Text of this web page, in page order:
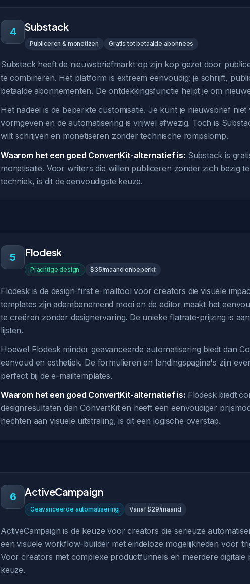
4 Substack
Publiceren & monetizen Gratis tot betaalde abonnees
Substack heeft de nieuwsbriefmarkt op zijn kop gezet door
te combineren. Het platform is extreem eenvoudig: je schrijft,
betaalde abonnementen. De ontdekkingsfunctie helpt je om
Het nadeel is de beperkte customisatie. Je kunt je nieuwsbrief niet
vormgeven en de automatisering is vrijwel afwezig. Toch is
wilt schrijven en monetiseren zonder technische rompslomp.
Waarom het een goed ConvertKit-alternatief is: Substack is
monetisatie. Voor writers die willen publiceren zonder zich bezig
techniek, is dit de eenvoudigste keuze.
5 Flodesk
Prachtige design $35/maand onbeperkt
Flodesk is de design-first e-mailtool voor creators die visuele
templates zijn adembenemend mooi en de editor maakt het
te creëren zonder designervaring. De unieke flatrate-prijzing is
lijsten.
Hoewel Flodesk minder geavanceerde automatisering biedt dan
eenvoud en esthetiek. De formulieren en landingspagina's zijn
perfect bij de e-mailtemplates.
Waarom het een goed ConvertKit-alternatief is: Flodesk biedt
designresultaten dan ConvertKit en heeft een eenvoudiger
hechten aan visuele uitstraling, is dit een logische overstap.
6 ActiveCampaign
Geavanceerde automatisering Vanaf $29/maand
ActiveCampaign is de keuze voor creators die serieuze
een visuele workflow-builder met eindeloze mogelijkheden voor
Voor creators met complexe productfunnels en meerdere digitale
keuze.